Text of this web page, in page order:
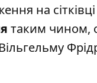
на
таким чином,